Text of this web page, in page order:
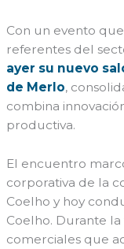
Con un evento
referentes del
ayer su nuevo
de Merlo,
combina
productiva.
El encuentro
corporativa de la
Coelho y hoy
Coelho. Durante la
comerciales que